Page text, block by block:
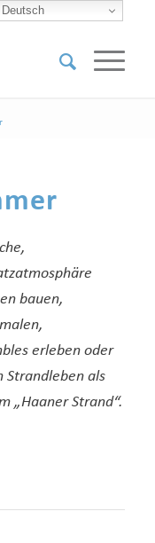
bauen,
erleben oder
Strandleben als
„Haaner Strand“.
Deutsch